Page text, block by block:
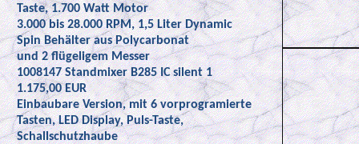
Taste, 1.700 Watt Motor
3.000 bis 28.000 RPM, 1,5 Liter Dynamic
Spin Behälter aus Polycarbonat
und 2 flügeligem Messer
1008147 Standmixer B285 IC silent 1
1.175,00 EUR
Einbaubare Version, mit 6 vorprogramierte
Tasten, LED Display, Puls-Taste,
Schallschutzhaube